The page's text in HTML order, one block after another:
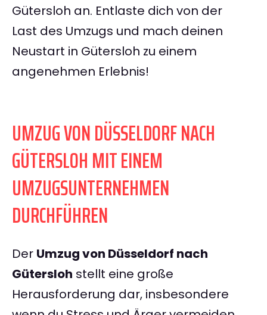
Gütersloh an. Entlaste dich von der
Last des Umzugs und mach deinen
Neustart in Gütersloh zu einem
angenehmen Erlebnis!
UMZUG VON DÜSSELDORF NACH
GÜTERSLOH MIT EINEM
UMZUGSUNTERNEHMEN
DURCHFÜHREN
Der Umzug von Düsseldorf nach
Gütersloh stellt eine große
Herausforderung dar, insbesondere